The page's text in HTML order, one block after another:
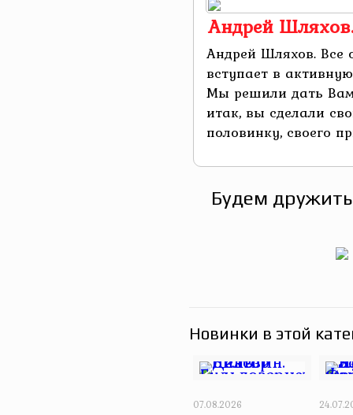
Андрей
Андрей Шляхов. Все
вступает в
Мы решили дать
итак, вы сделали
половинку, своего
Будем
Новинки в этой
07.08.2026